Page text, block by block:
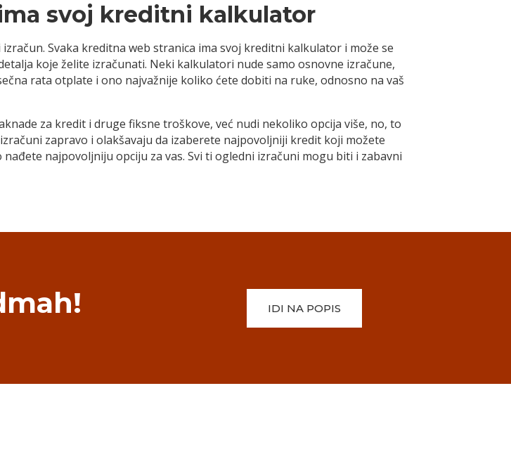
svoj kreditni kalkulator
Svaka kreditna web stranica ima svoj kreditni kalkulator i može se
koje želite izračunati. Neki kalkulatori nude samo osnovne izračune,
rata otplate i ono najvažnije koliko ćete dobiti na ruke, odnosno na vaš
za kredit i druge fiksne troškove, već nudi nekoliko opcija više, no, to
zapravo i olakšavaju da izaberete najpovoljniji kredit koji možete
najpovoljniju opciju za vas. Svi ti ogledni izračuni mogu biti i zabavni
IDI NA POPIS